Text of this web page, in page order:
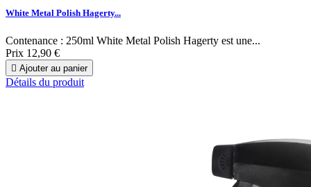
White Metal Polish Hagerty...
Contenance : 250ml White Metal Polish Hagerty est une...
Prix 12,90 €
 Ajouter au panier
Détails du produit